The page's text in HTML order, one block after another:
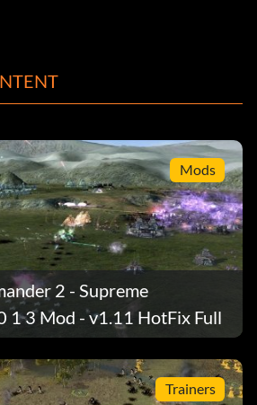
Mods
2 - Supreme
1 3 Mod - v1.11 HotFix Full
Trainers